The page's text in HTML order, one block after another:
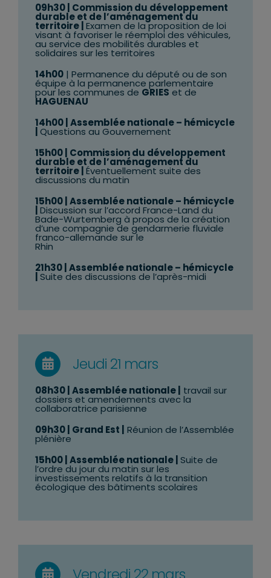
09h30 | Commission du développement
durable et de l’aménagement du
territoire | Examen de la proposition de loi
visant à favoriser le réemploi des véhicules,
au service des mobilités durables et
solidaires sur les territoires
14h00| Permanence du député ou de son
équipe à la permanence parlementaire
pour les communes de GRIES et de
HAGUENAU
14h00| Assemblée nationale – hémicycle
Questions au Gouvernement
15h00 | Commission du développement
durable et de l’aménagement du
territoire | Éventuellement suite des
discussions du matin
15h00| Assemblée nationale – hémicycle
Discussion sur l’accord France-Land du
Bade-Wurtemberg à propos de la création
d’une compagnie de gendarmerie fluviale
franco-allemande sur le
Rhin
21h30| Assemblée nationale – hémicycle
Suite des discussions de l’après-midi
Jeudi 21 mars
08h30 | Assemblée nationale | travail sur
dossiers et amendements avec la
collaboratrice parisienne
09h30 | Grand Est |
Réunion de l’Assemblée
plénière
15h00 | Assemblée nationale | Suite de
l’ordre du jour du matin sur les
investissements relatifs à la transition
écologique des bâtiments scolaires
Vendredi 22 mars